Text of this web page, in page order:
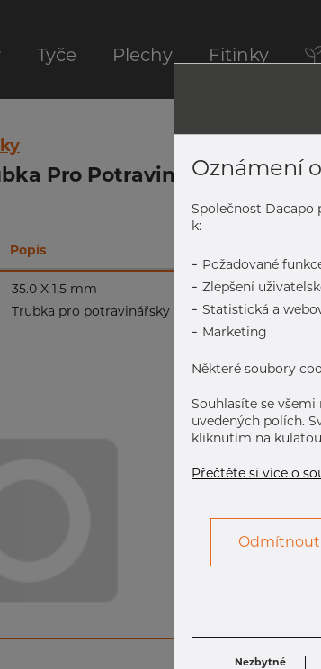
Tyče Plechy Fitinky
Pro Potravinářsky
Popis
35.0 X 1.5 mm
Trubka pro potravinářsky průmysl, Food & Dai,
Oznámení
Společnost Dacapo
k:
- Požadované
- Zlepšení
- Statistická a
- Marketing
Některé soubory
Souhlasíte se
uvedených polích.
kliknutím na
Přečtěte si více o
Odmítnout
Nezbytné